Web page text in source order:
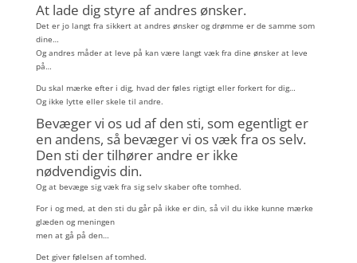
At lade dig styre af andres ønsker.
Det er jo langt fra sikkert at andres ønsker og drømme er de samme som
dine…
Og andres måder at leve på kan være langt væk fra dine ønsker at leve
på…
Du skal mærke efter i dig, hvad der føles rigtigt eller forkert for dig…
Og ikke lytte eller skele til andre.
Bevæger vi os ud af den sti, som egentligt er
en andens, så bevæger vi os væk fra os selv.
Den sti der tilhører andre er ikke
nødvendigvis din.
Og at bevæge sig væk fra sig selv skaber ofte tomhed.
For i og med, at den sti du går på ikke er din, så vil du ikke kunne mærke
glæden og meningen
men at gå på den…
Det giver følelsen af tomhed.